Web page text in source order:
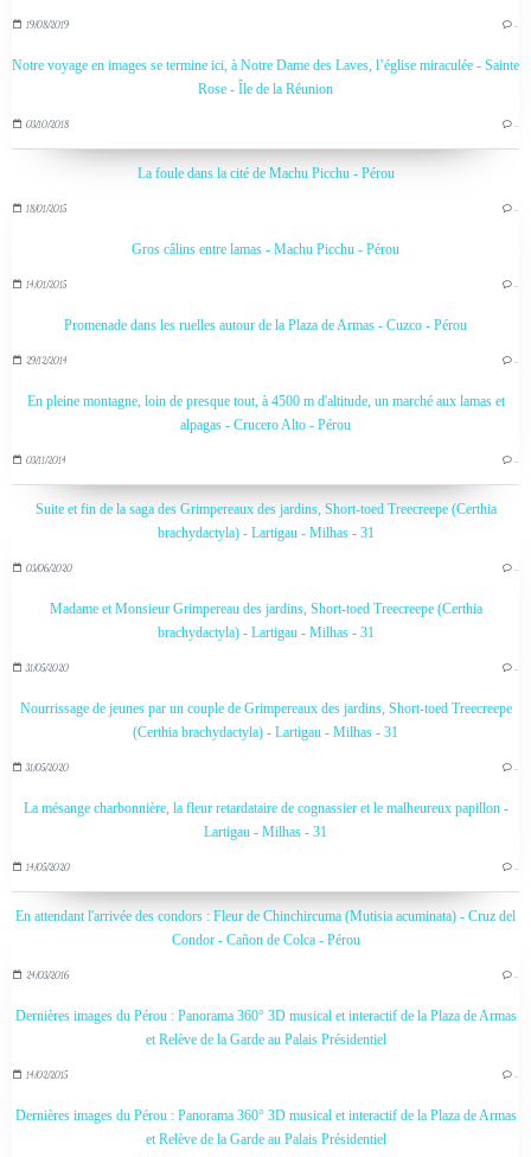
19/08/2019 …
Notre voyage en images se termine ici, à Notre Dame des Laves, l’église miraculée - Sainte
Rose - Île de la Réunion
03/10/2018 …
La foule dans la cité de Machu Picchu - Pérou
18/01/2015 …
Gros câlins entre lamas - Machu Picchu - Pérou
14/01/2015 …
Promenade dans les ruelles autour de la Plaza de Armas - Cuzco - Pérou
29/12/2014 …
En pleine montagne, loin de presque tout, à 4500 m d'altitude, un marché aux lamas et
alpagas - Crucero Alto - Pérou
03/11/2014 …
Suite et fin de la saga des Grimpereaux des jardins, Short-toed Treecreepe (Certhia
brachydactyla) - Lartigau - Milhas - 31
03/06/2020 …
Madame et Monsieur Grimpereau des jardins, Short-toed Treecreepe (Certhia
brachydactyla) - Lartigau - Milhas - 31
31/05/2020 …
Nourrissage de jeunes par un couple de Grimpereaux des jardins, Short-toed Treecreepe
(Certhia brachydactyla) - Lartigau - Milhas - 31
31/05/2020 …
La mésange charbonnière, la fleur retardataire de cognassier et le malheureux papillon -
Lartigau - Milhas - 31
14/05/2020 …
En attendant l'arrivée des condors : Fleur de Chinchircuma (Mutisia acuminata) - Cruz del
Condor - Cañon de Colca - Pérou
24/03/2016 …
Dernières images du Pérou : Panorama 360° 3D musical et interactif de la Plaza de Armas
et Relève de la Garde au Palais Présidentiel
14/02/2015 …
Dernières images du Pérou : Panorama 360° 3D musical et interactif de la Plaza de Armas
et Relève de la Garde au Palais Présidentiel